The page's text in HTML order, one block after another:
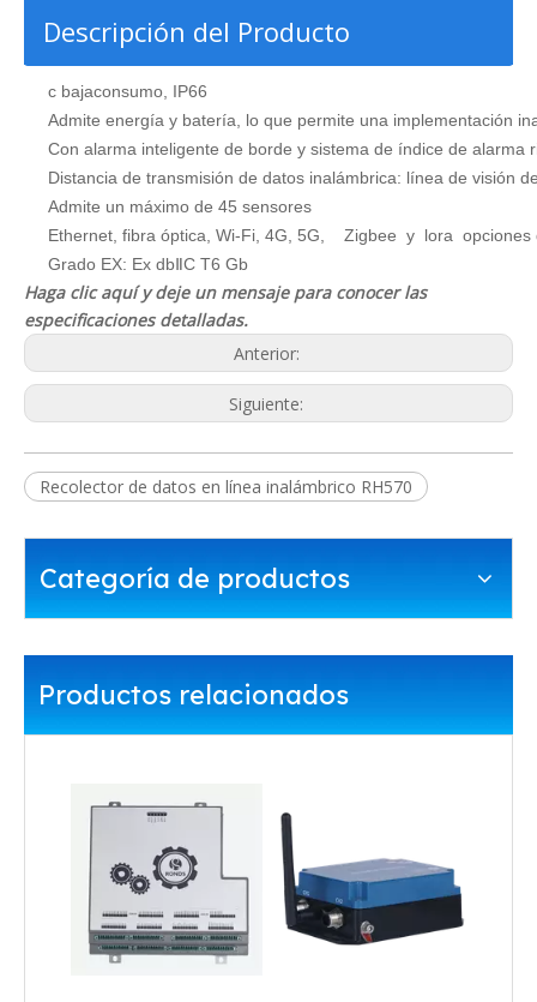
Descripción del Producto
c bajaconsumo, IP66
Admite energía y batería, lo que permite una implementación
Con alarma inteligente de borde y sistema de índice de alarma
Distancia de transmisión de datos inalámbrica: línea de visión
Admite un máximo de 45 sensores
Ethernet, fibra óptica, Wi-Fi, 4G, 5G, Zigbee y lora opciones
Grado EX: Ex dbⅡC T6 Gb
Haga clic aquí y deje un mensaje para conocer las
especificaciones detalladas.
Anterior:
Siguiente:
Recolector de datos en línea inalámbrico RH570
Categoría de productos
Productos relacionados